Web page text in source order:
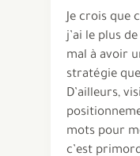
Je crois que
j’ai le plus
mal à avoir
stratégie
D’ailleurs,
mots pour
c’est